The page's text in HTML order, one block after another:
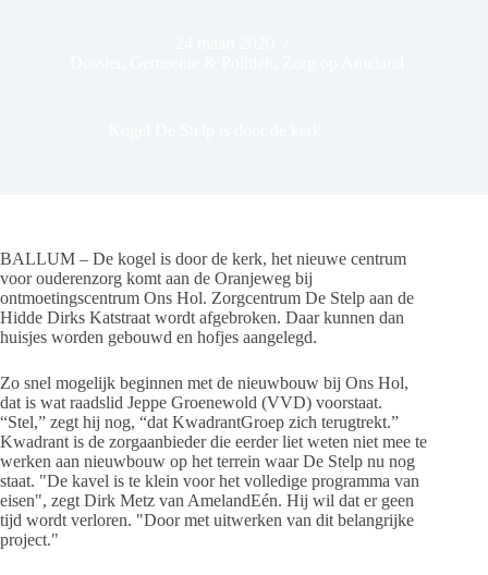
BALLUM – De kogel is door de kerk, het nieuwe centrum
voor ouderenzorg komt aan de Oranjeweg bij
ontmoetingscentrum Ons Hol. Zorgcentrum De Stelp aan de
Hidde Dirks Katstraat wordt afgebroken. Daar kunnen dan
huisjes worden gebouwd en hofjes aangelegd.
Zo snel mogelijk beginnen met de nieuwbouw bij Ons Hol,
dat is wat raadslid Jeppe Groenewold (VVD) voorstaat.
“Stel,” zegt hij nog, “dat KwadrantGroep zich terugtrekt.”
Kwadrant is de zorgaanbieder die eerder liet weten niet mee te
werken aan nieuwbouw op het terrein waar De Stelp nu nog
staat. "De kavel is te klein voor het volledige programma van
eisen", zegt Dirk Metz van AmelandEén. Hij wil dat er geen
tijd wordt verloren. "Door met uitwerken van dit belangrijke
project."